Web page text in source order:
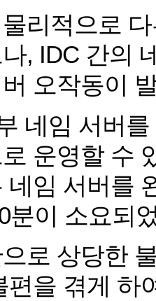
리적으로
, IDC 간의
오작동이
네임 서버
운영할 수
네임 서버를
분이 소요되
로 상당한
편을 겪게 하